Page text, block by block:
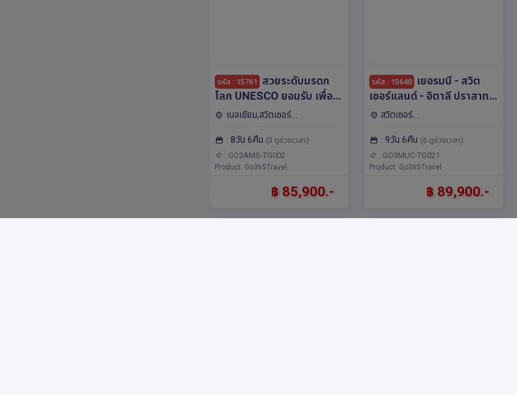
รหัส : 15761 สวยระดับมรดก
โลก UNESCO ยอมรับ เพื่อน
บ้านยอมใจ เนเธอร์แลนด์
เยอรมนี สวิตเซอร์แลนด์ 8 วัน
6 คืน โดยสายการบินไทย
(TG)
เบลเยียม,สวิตเซอร์
เบิร์ก,เนเธอร์แลนด์,ยุโรป
อัมสเตอร์ดัม,บรัสเซลส์,ซูริค,ลักเซม
เบิร์ก,ลูเซิร์น,แฟรงก์เฟิร์ต,ฟุสเซ่น,ซูก
: 8วัน 6คืน (3 ดูช่วงเวลา)
: GO3AMS-TG002
Product: Go365Travel
฿ 85,900.-
รหัส : 15640
เยอรมนี - สวิต
เซอร์แลนด์ - อิตาลี ปราสาท
นอย คอยรัก พิชิตยอดเขา
เยอรมนี และตามรอย 007 ที่
Schilthorn 9 วัน 6 คืน โดย
สายการบินไทย (TG)
สวิตเซอร์
ลาน,อินเตอร์ลาเคน,ซูริค,ลู
เซิร์น,โคโม,ซูก
: 9วัน 6คืน (6 ดูช่วงเวลา)
: GO3MUC-TG021
Product: Go365Travel
฿ 89,900.-